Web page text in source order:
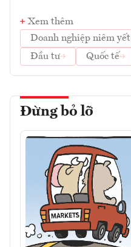
Xem thêm
Doanh nghiệp niêm yết
Đầu tư
Quốc tế
Đừng bỏ lỡ